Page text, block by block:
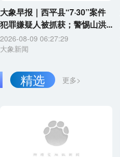
大象早报｜西平县“7·30”案件
犯罪嫌疑人被抓获；警惕山洪...
2026-08-09 06:27:29
大象新闻
更多>
精选